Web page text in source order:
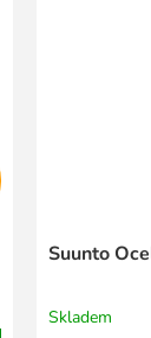
Suunto
Skladem